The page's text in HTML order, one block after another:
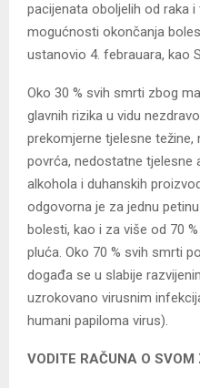
pacijenata oboljelih od raka i
mogućnosti okončanja
ustanovio 4. febrauara, kao
Oko 30 % svih smrti zbog
glavnih rizika u vidu
prekomjerne tjelesne
povrća, nedostatne tjelesne
alkohola i duhanskih
odgovorna je za jednu
bolesti, kao i za više od 70
pluća. Oko 70 % svih smrti
događa se u slabije
uzrokovano virusnim
humani papiloma virus).
VODITE RAČUNA O SVOM